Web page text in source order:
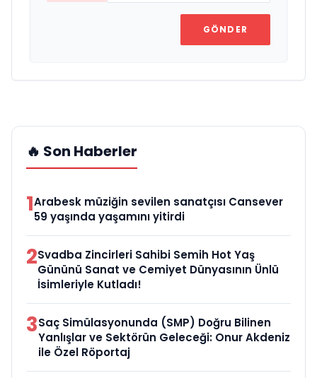
GÖNDER
🔥 Son Haberler
1Arabesk müziğin sevilen sanatçısı Cansever
59 yaşında yaşamını yitirdi
2Svadba Zincirleri Sahibi Semih Hot Yaş
Gününü Sanat ve Cemiyet Dünyasının Ünlü
İsimleriyle Kutladı!
3Saç Simülasyonunda (SMP) Doğru Bilinen
Yanlışlar ve Sektörün Geleceği: Onur Akdeniz
ile Özel Röportaj